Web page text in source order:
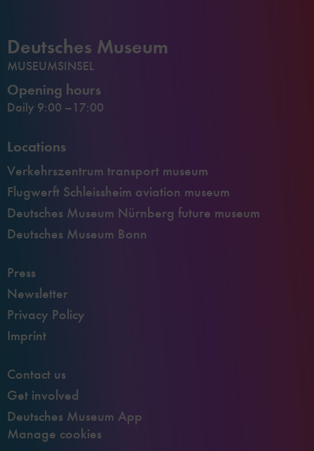
Deutsches Museum
MUSEUMSINSEL
Opening hours
Daily 9:00 –17:00
Locations
Verkehrszentrum transport museum
Flugwerft Schleissheim aviation museum
Deutsches Museum Nürnberg future museum
Deutsches Museum Bonn
Press
Newsletter
Privacy Policy
Imprint
Contact us
Get involved
Deutsches Museum App
Manage cookies